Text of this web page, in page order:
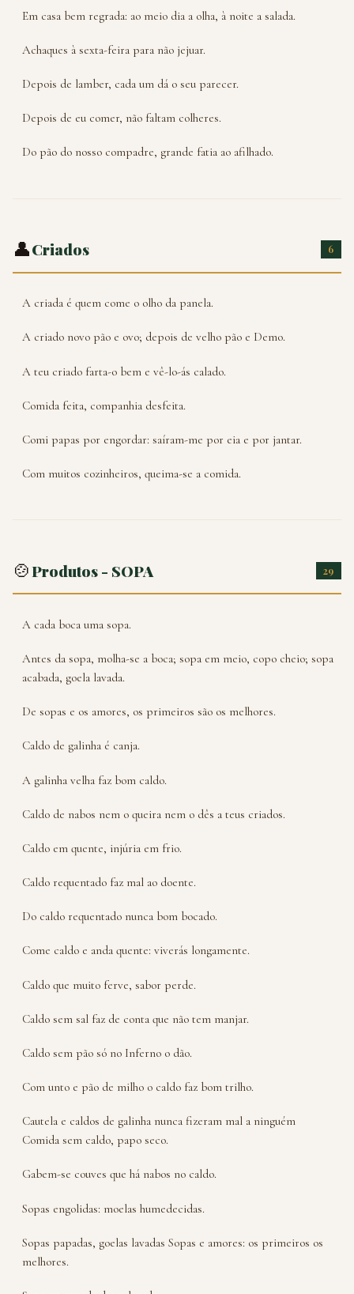
Em casa bem regrada: ao meio dia a olha, à noite a salada.
Achaques à sexta-feira para não jejuar.
Depois de lamber, cada um dá o seu parecer.
Depois de eu comer, não faltam colheres.
Do pão do nosso compadre, grande fatia ao afilhado.
👤Criados 6
A criada é quem come o olho da panela.
A criado novo pão e ovo; depois de velho pão e Demo.
A teu criado farta-o bem e vê-lo-ás calado.
Comida feita, companhia desfeita.
Comi papas por engordar: saíram-me por eia e por jantar.
Com muitos cozinheiros, queima-se a comida.
🍲Produtos - SOPA 29
A cada boca uma sopa.
Antes da sopa, molha-se a boca; sopa em meio, copo cheio; sopa
acabada, goela lavada.
De sopas e os amores, os primeiros são os melhores.
Caldo de galinha é canja.
A galinha velha faz bom caldo.
Caldo de nabos nem o queira nem o dês a teus criados.
Caldo em quente, injúria em frio.
Caldo requentado faz mal ao doente.
Do caldo requentado nunca bom bocado.
Come caldo e anda quente: viverás longamente.
Caldo que muito ferve, sabor perde.
Caldo sem sal faz de conta que não tem manjar.
Caldo sem pão só no Inferno o dão.
Com unto e pão de milho o caldo faz bom trilho.
Cautela e caldos de galinha nunca fizeram mal a ninguém
Comida sem caldo, papo seco.
Gabem-se couves que há nabos no caldo.
Sopas engolidas: moelas humedecidas.
Sopas papadas, goelas lavadas Sopas e amores: os primeiros os
melhores.